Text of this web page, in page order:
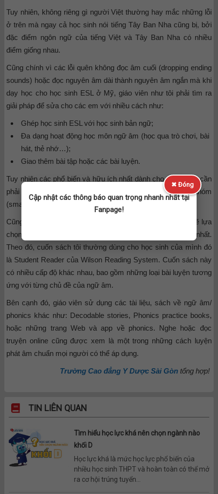
Tuy nhiên, không riêng gì người Việt thường hay mắc những lỗi
ở trên mà ngay cả học sinh nói tiếng Tây Ban Nha cũng bị, bởi
đặc điểm ngôn ngữ của tiếng Việt và Tây Ban Nha có nhiều
điểm giống nhau.
Cũng chính vì các lỗi quên không đọc âm cuối (dropping ending
sounds) hoặc đọc nguyên âm dài thành nguyên âm ngắn mà khi
dạy học cho học sinh ESL ở Mỹ, giáo viên như tôi phải tìm ra
giải pháp để sửa cho các em với nhiều cách như:
Ghép học sinh ESL với học sinh bản ngữ;
Đa dạng hoạt động học môn ngữ âm (học qua trò chơi, bài
hát, thẻ nhớ…);
Giao thêm bài tập hoặc các bài luyện.
Tuy nhiên các phổ biến và hữu ích nhất dành cho các em là cần
phải rèn luyện, sửa trực tiếp qua hoạt động đọc theo nhóm
(small group reading and direct instruction).
Cũng tùy thuộc vào từng lỗi phát âm nào mà phía thầy cô sẽ lựa
chọn tài liệu cũng như những hoạt động sao cho phù hợp nhất.
Theo đó, cuốn sách tôi thường dùng cho học sinh của mình đó
là Student Reader của Wilson Reading System. Cuốn sách này
có nhiều cấp độ khác nhau, bao gồm những loại bài luyện tương
ứng với từng chủ đề của ngữ âm.
Bên cạnh đó, giáo viên sử dụng các tài liệu, sách về ngữ âm/
phonics khác như: Decodable stories, Phonics practice books,
hoặc những trang Web và app về phonics. Nghe hoặc đọc
truyện online cũng được xem là một trong những cách luyện
phát âm chuẩn mọi người có thể áp dụng.
Trường Cao đẳng Y Dược Sài Gòntổng hợp!
TIN LIÊN QUAN
Tìm hiểu học lực khá nên chọn ngành nào
khối D
Học lực khá là mức học lực phổ biến của
nhiều học sinh THPT và hoàn toàn có thể mở
ra cơ hội trúng tuyển...
✖ Đóng
Cập nhật các thông báo quan trọng nhanh nhất tại
Fanpage!